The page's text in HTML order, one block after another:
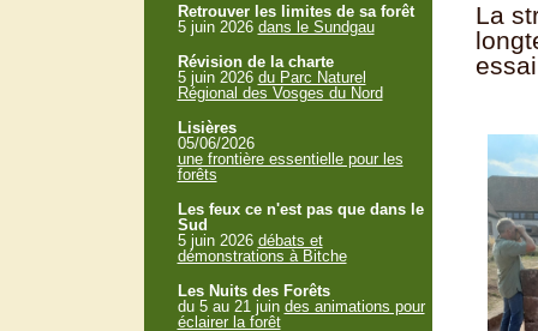
La
Retrouver les limites de sa forêt
5 juin 2026 dans le Sundgau
Révision de la charte
5 juin 2026 du Parc Naturel
Régional des Vosges du Nord
Lisières
05/06/2026
une frontière essentielle pour les
forêts
Les feux ce n'est pas que dans le
Sud
5 juin 2026 débats et
démonstrations à Bitche
Les Nuits des Forêts
du 5 au 21 juin des animations pour
éclairer la forêt